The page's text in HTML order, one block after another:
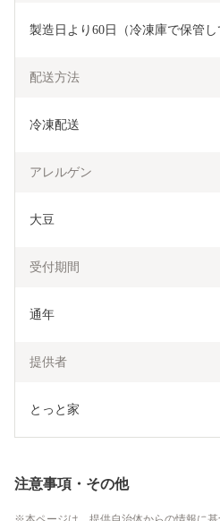
製造日より60日（冷凍庫で保管し
配送方法
冷凍配送
アレルゲン
大豆
受付期間
通年
提供者
とっと家
注意事項・その他